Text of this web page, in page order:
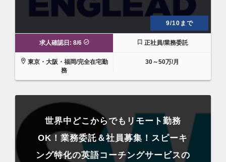
9/10まで
求人確認日: 8/6 正社員/業務委託
東京・大阪・福岡/完全在宅勤
務
30～50万/月
世界中どこからでもリモート勤務
OK！業務委託＆社員募集！スピーキ
ング特化の英語コーチングサービスの